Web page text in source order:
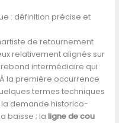
: définition précise et
de retournement
relativement alignés sur
intermédiaire qui
la première occurrence
termes techniques
demande historico-
baisse ; la ligne de cou